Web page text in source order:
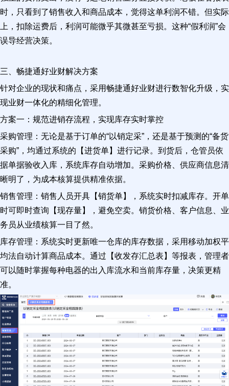
时，只看到了销售收入和商品成本，觉得这单利润不错。但实际
上，扣除运费后，利润可能微乎其微甚至亏损。这种“假利润”会
误导经营决策。
三、畅捷通好业财解决方案
针对企业的现状和痛点，采用畅捷通好业财进行数智化升级，实
现业财一体化的精细化管理。
方案一：规范进销存流程，实现库存实时掌控
采购管理：无论是基于订单的“以销定采”，还是基于预测的“备货
采购”，均通过系统的【进货单】进行记录。到货后，仓管员依
据单据验收入库，系统库存自动增加。采购价格、供应商信息清
晰明了，为成本核算提供精准依据。
销售管理：销售人员开具【销货单】，系统实时扣减库存。开单
时可即时查询【现存量】，避免空卖。销货价格、客户信息、业
务员从业绩核算一目了然。
库存管理：系统实时更新唯一仓库的库存数据，采用移动加权平
均法自动计算商品成本。通过【收发存汇总表】等报表，管理者
可以随时掌握每种电器的出入库流水和当前库存量，决策更精
准。